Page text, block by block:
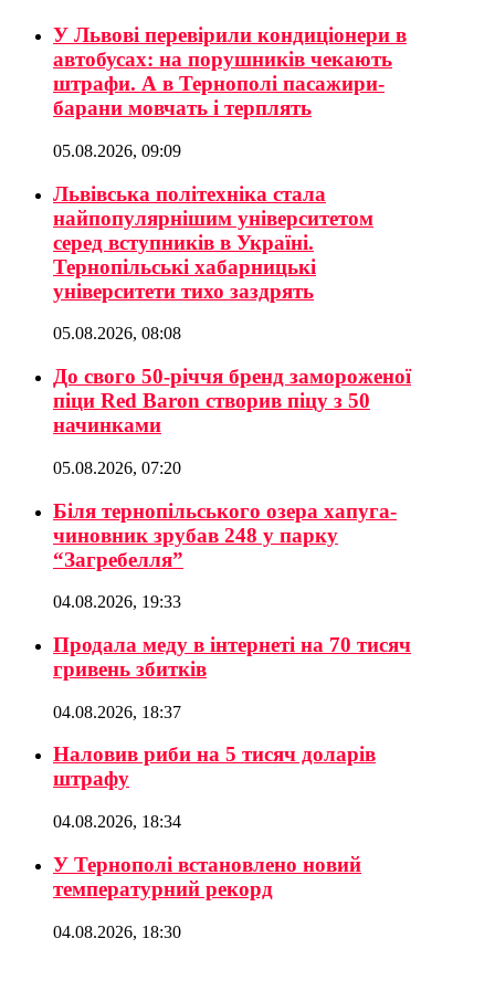
У Львові перевірили кондиціонери в
автобусах: на порушників чекають
штрафи. А в Тернополі пасажири-
барани мовчать і терплять
05.08.2026, 09:09
Львівська політехніка стала
найпопулярнішим університетом
серед вступників в Україні.
Тернопільські хабарницькі
університети тихо заздрять
05.08.2026, 08:08
До свого 50-річчя бренд замороженої
піци Red Baron створив піцу з 50
начинками
05.08.2026, 07:20
Біля тернопільського озера хапуга-
чиновник зрубав 248 у парку
“Загребелля”
04.08.2026, 19:33
Продала меду в інтернеті на 70 тисяч
гривень збитків
04.08.2026, 18:37
Наловив риби на 5 тисяч доларів
штрафу
04.08.2026, 18:34
У Тернополі встановлено новий
температурний рекорд
04.08.2026, 18:30